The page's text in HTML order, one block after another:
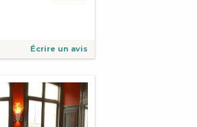
Écrire un avis